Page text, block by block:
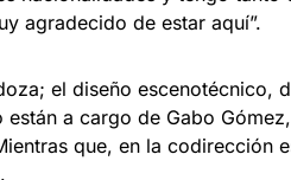
agradecido de estar aquí”.
el diseño escenotécnico,
a cargo de Gabo
que, en la codirección